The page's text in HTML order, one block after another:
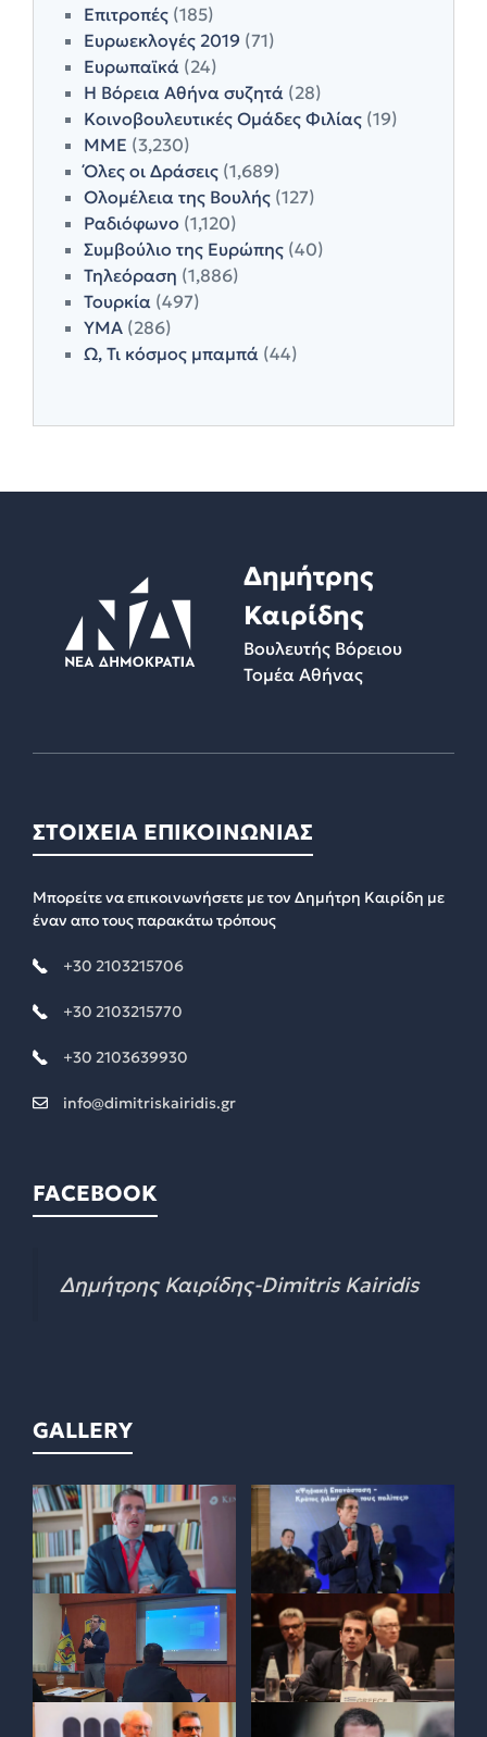
Επιτροπές (185)
Ευρωεκλογές 2019 (71)
Ευρωπαϊκά (24)
Η Βόρεια Αθήνα συζητά (28)
Κοινοβουλευτικές Ομάδες Φιλίας (19)
ΜΜΕ (3,230)
Όλες οι Δράσεις (1,689)
Ολομέλεια της Βουλής (127)
Ραδιόφωνο (1,120)
Συμβούλιο της Ευρώπης (40)
Τηλεόραση (1,886)
Τουρκία (497)
ΥΜΑ (286)
Ω, Τι κόσμος μπαμπά (44)
Δημήτρης
Καιρίδης
Βουλευτής Βόρειου
Τομέα Αθήνας
ΣΤΟΙΧΕΙΑ ΕΠΙΚΟΙΝΩΝΙΑΣ
Μπορείτε να επικοινωνήσετε με τον Δημήτρη Καιρίδη με
έναν απο τους παρακάτω τρόπους
+30 2103215706
+30 2103215770
+30 2103639930
info@dimitriskairidis.gr
FACEBOOK
Δημήτρης Καιρίδης-Dimitris Kairidis
GALLERY